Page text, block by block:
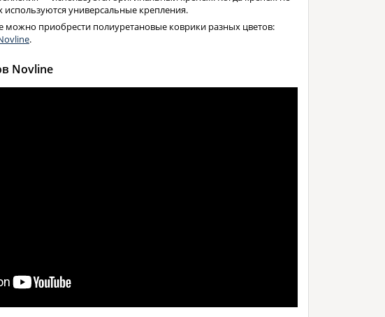
универсальные крепления.
можно приобрести полиуретановые коврики разных цветов:
.
Novline